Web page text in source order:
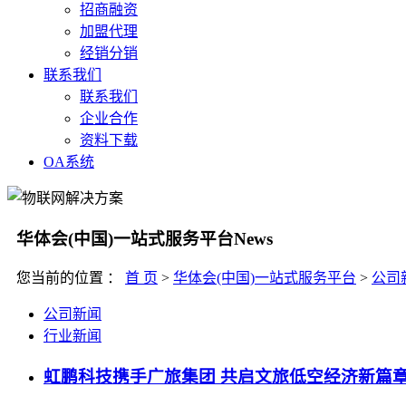
招商融资
加盟代理
经销分销
联系我们
联系我们
企业合作
资料下载
OA系统
华体会(中国)一站式服务平台News
您当前的位置 ： 首 页 > 华体会(中国)一站式服务平台 > 公司
公司新闻
行业新闻
虹鹏科技携手广旅集团 共启文旅低空经济新篇